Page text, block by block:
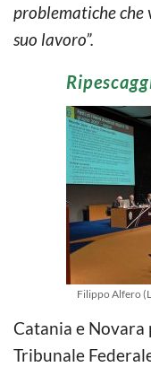
problematiche che
suo lavoro”.
Filippo Alfero
Catania e
Tribunale